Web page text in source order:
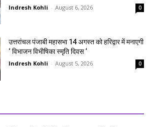
Indresh Kohli - August 6, 2026 0
उत्तरांचल पंजाबी महासभा 14 अगस्त को हरिद्वार में मनाएगी
‘ विभाजन विभीषिका स्मृति दिवस ‘
Indresh Kohli - August 5, 2026 0